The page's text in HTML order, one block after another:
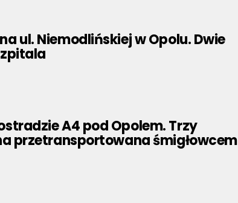
ul. Niemodlińskiej w Opolu. Dwie
A4 pod Opolem. Trzy
przetransportowana śmigłowcem